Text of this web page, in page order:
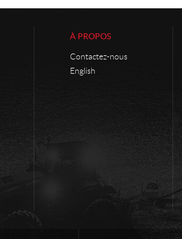
À PROPOS
Contactez-nous
English